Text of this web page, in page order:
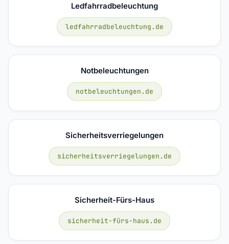
Ledfahrradbeleuchtung
ledfahrradbeleuchtung.de
Notbeleuchtungen
notbeleuchtungen.de
Sicherheitsverriegelungen
sicherheitsverriegelungen.de
Sicherheit-Fürs-Haus
sicherheit-fürs-haus.de